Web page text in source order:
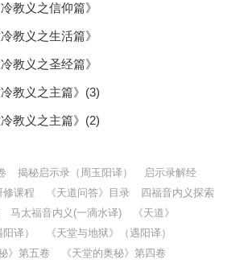
教义之信仰篇》
教义之生活篇》
教义之圣经篇》
教义之主篇》(3)
教义之主篇》(2)
揭秘启示录（周玉阳译）
启示录解经
修课程 《天道问答》目录
四福音内义探索
马太福音内义(一滴水译)
《天道》
译）
《天堂与地狱》（遇阳译）
》第五卷
《天堂的奥秘》第四卷